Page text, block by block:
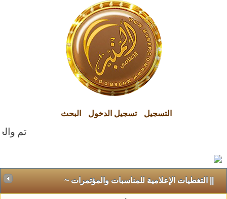
التسجيل تسجيل الدخول البحث
تم
|| التغطيات الإعلامية للمناسبات والمؤتمرات ~